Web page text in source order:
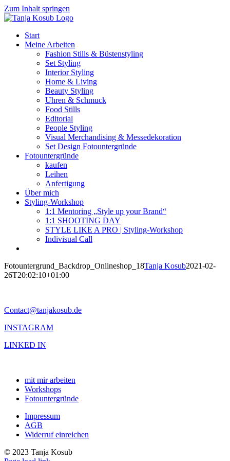
Zum Inhalt springen
Start
Meine Arbeiten
Fashion Stills & Büstenstyling
Set Styling
Interior Styling
Home & Living
Beauty Styling
Uhren & Schmuck
Food Stills
Editorial
People Styling
Visual Merchandising & Messedekoration
Set Design Fotountergründe
Fotountergründe
kaufen
Leihen
Anfertigung
Über mich
Styling-Workshop
1:1 Mentoring „Style up your Brand“
1:1 SHOOTING DAY
STYLE LIKE A PRO | Styling-Workshop
Indivisual Call
Fotountergrund_Backdrop_Onlineshop_18Tanja Kosub2021-02-
26T20:02:10+01:00
Contact@tanjakosub.de
INSTAGRAM
LINKED IN
mit mir arbeiten
Workshops
Fotountergründe
Impressum
AGB
Widerruf einreichen
© 2023 Tanja Kosub